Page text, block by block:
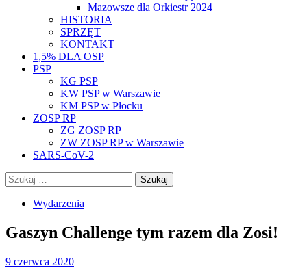
Mazowsze dla Orkiestr 2024
HISTORIA
SPRZĘT
KONTAKT
1,5% DLA OSP
PSP
KG PSP
KW PSP w Warszawie
KM PSP w Płocku
ZOSP RP
ZG ZOSP RP
ZW ZOSP RP w Warszawie
SARS-CoV-2
Szukaj:
Wydarzenia
Gaszyn Challenge tym razem dla Zosi!
9 czerwca 2020